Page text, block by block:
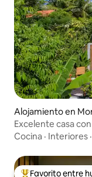
Alojamiento en
Excelente casa
Cocina · Interiores ·
Favorito entre